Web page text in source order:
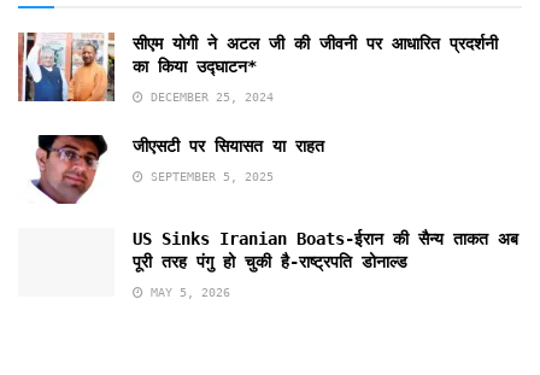
सीएम योगी ने अटल जी की जीवनी पर आधारित प्रदर्शनी
का किया उद्घाटन*
DECEMBER 25, 2024
जीएसटी पर सियासत या राहत
SEPTEMBER 5, 2025
US Sinks Iranian Boats-ईरान की सैन्य ताकत अब
पूरी तरह पंगु हो चुकी है-राष्ट्रपति डोनाल्ड
MAY 5, 2026